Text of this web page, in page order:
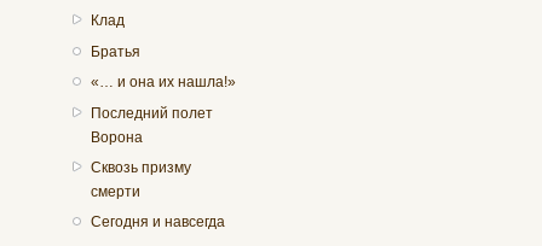
Клад
Братья
«… и она их нашла!»
Последний полет
Ворона
Сквозь призму
смерти
Сегодня и навсегда